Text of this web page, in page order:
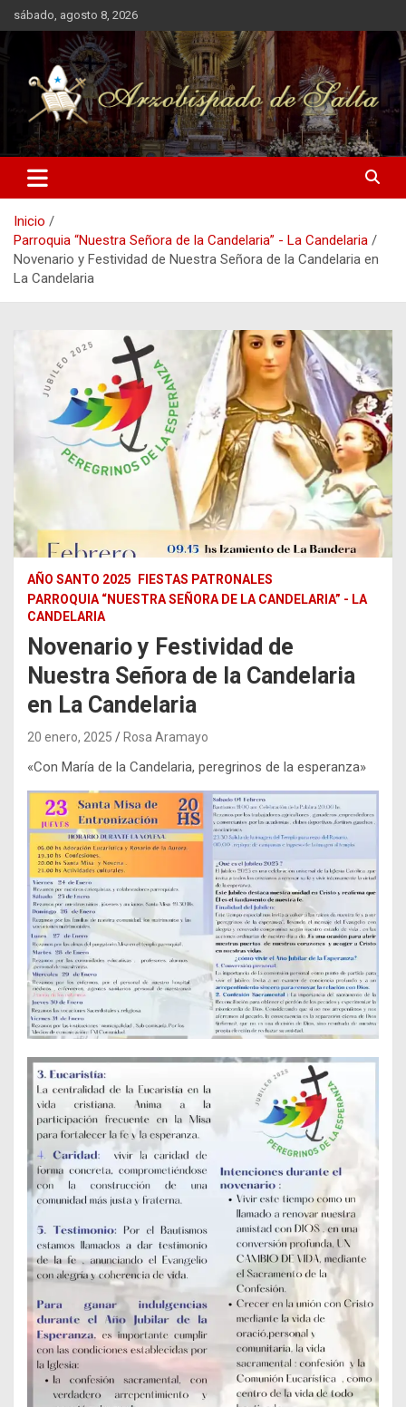
Saltar
al
contenido
sábado, agosto 8, 2026
Arzobispado de Salta
Arzobispado de Salta
Inicio
Parroquia “Nuestra Señora de la Candelaria” - La Candelaria
Novenario y Festividad de Nuestra Señora de la Candelaria en
La Candelaria
AÑO SANTO 2025
FIESTAS PATRONALES
PARROQUIA “NUESTRA SEÑORA DE LA CANDELARIA” - LA
CANDELARIA
Novenario y Festividad de
Nuestra Señora de la Candelaria
en La Candelaria
20 enero, 2025 Rosa Aramayo
«Con María de la Candelaria, peregrinos de la esperanza»